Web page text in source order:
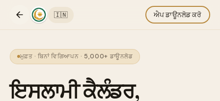
🇮🇳 ਐਪ ਡਾਊਨਲੋਡ ਕਰੋ
ਮੁਫ਼ਤ · ਬਿਨਾਂ ਵਿਗਿਆਪਨ · 5,000+ ਡਾਊਨਲੋਡ
ਇਸਲਾਮੀ ਕੈਲੰਡਰ,